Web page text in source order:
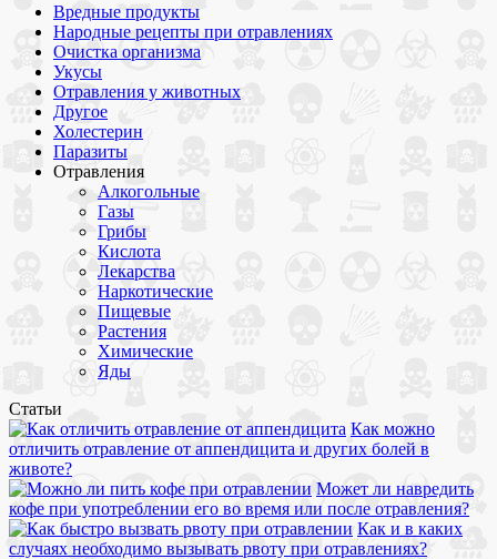
Вредные продукты
Народные рецепты при отравлениях
Очистка организма
Укусы
Отравления у животных
Другое
Холестерин
Паразиты
Отравления
Алкогольные
Газы
Грибы
Кислота
Лекарства
Наркотические
Пищевые
Растения
Химические
Яды
Статьи
Как можно
отличить отравление от аппендицита и других болей в
животе?
Может ли навредить
кофе при употреблении его во время или после отравления?
Как и в каких
случаях необходимо вызывать рвоту при отравлениях?